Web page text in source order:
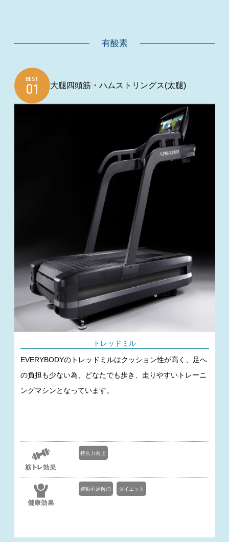
有酸素
BEST
大腿四頭筋・ハムストリングス(太腿)
トレッドミル
EVERYBODYのトレッドミルはクッション性が高く、足へ
の負担も少ない為、どなたでも歩き、走りやすいトレーニ
ングマシンとなっています。
持久力向上
運動不足解消 ダイエット